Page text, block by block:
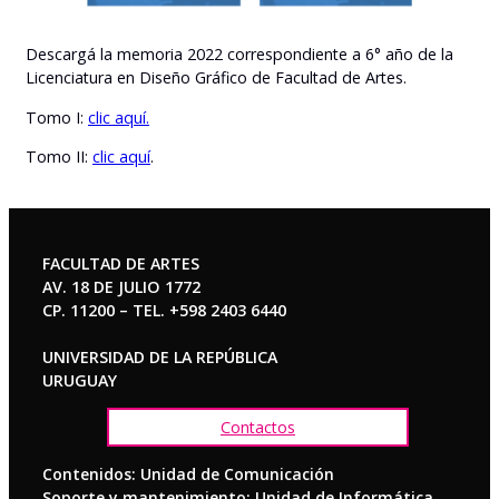
Descargá la memoria 2022 correspondiente a 6° año de la
Licenciatura en Diseño Gráfico de Facultad de Artes.
Tomo I: clic aquí.
Tomo II: clic aquí.
FACULTAD DE ARTES
AV. 18 DE JULIO 1772
CP. 11200 – TEL. +598 2403 6440
UNIVERSIDAD DE LA REPÚBLICA
URUGUAY
Contactos
Contenidos: Unidad de Comunicación